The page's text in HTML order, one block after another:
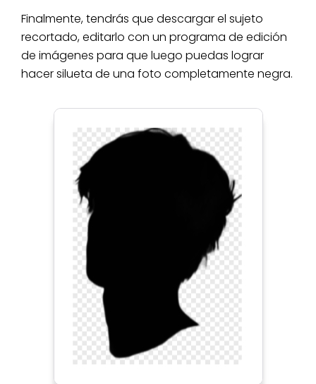
Finalmente, tendrás que descargar el sujeto
recortado, editarlo con un programa de edición
de imágenes para que luego puedas lograr
hacer silueta de una foto completamente negra.